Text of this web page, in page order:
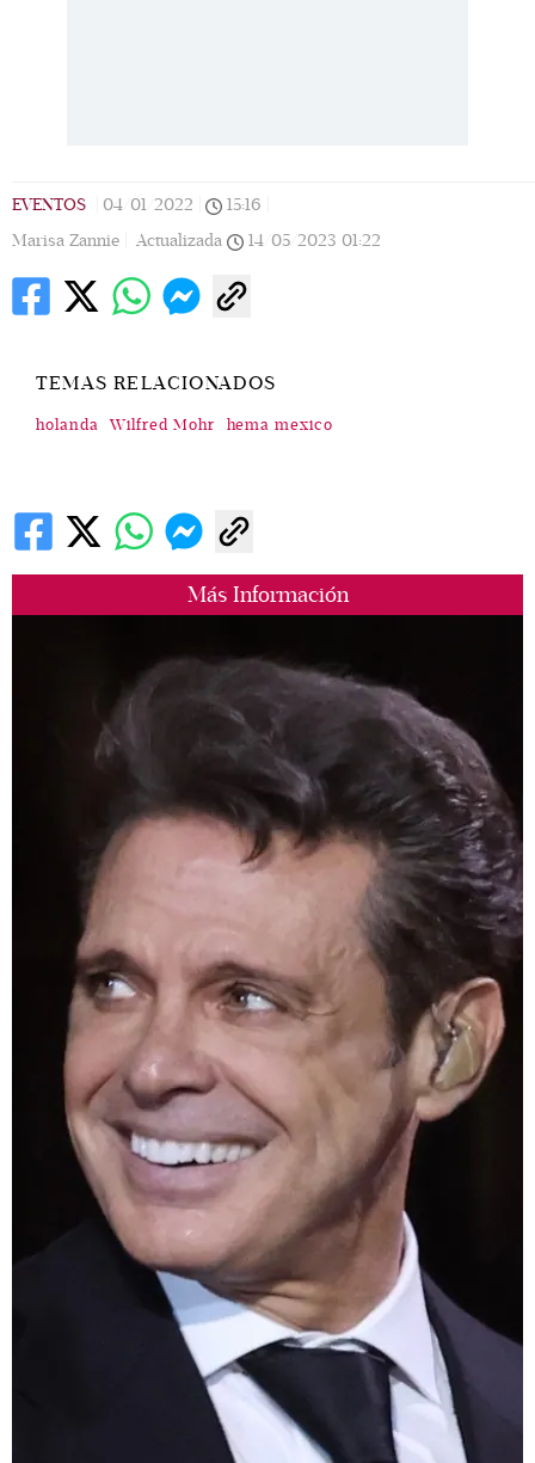
Más Información
EVENTOS 04/01/2022 15:16
Marisa Zannie |
Actualizada 14/05/2023 01:22
TEMAS RELACIONADOS
holanda Wilfred Mohr hema mexico